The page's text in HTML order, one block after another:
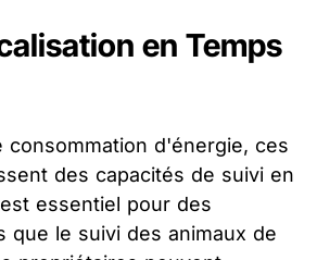
en Temps
consommation d'énergie, ces
des capacités de suivi en
essentiel pour des
que le suivi des animaux de